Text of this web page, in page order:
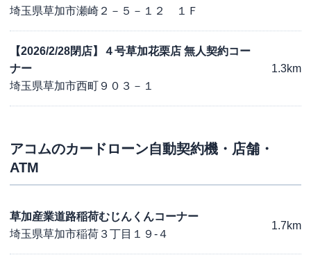
埼玉県草加市瀬崎２－５－１２ １Ｆ
【2026/2/28閉店】４号草加花栗店 無人契約コー
ナー
埼玉県草加市西町９０３－１
1.3km
アコムのカードローン自動契約機・店舗・
ATM
草加産業道路稲荷むじんくんコーナー
埼玉県草加市稲荷３丁目１９-４
1.7km